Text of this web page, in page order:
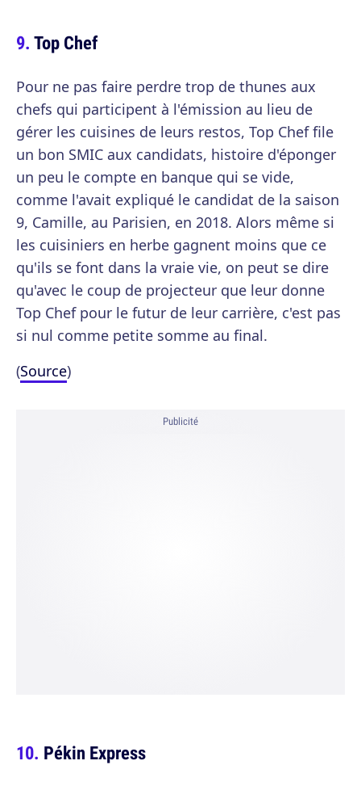
Top Chef
Pour ne pas faire perdre trop de thunes aux
chefs qui participent à l'émission au lieu de
gérer les cuisines de leurs restos, Top Chef file
un bon SMIC aux candidats, histoire d'éponger
un peu le compte en banque qui se vide,
comme l'avait expliqué le candidat de la saison
9, Camille, au Parisien, en 2018. Alors même si
les cuisiniers en herbe gagnent moins que ce
qu'ils se font dans la vraie vie, on peut se dire
qu'avec le coup de projecteur que leur donne
Top Chef pour le futur de leur carrière, c'est pas
si nul comme petite somme au final.
(Source)
Publicité
Pékin Express